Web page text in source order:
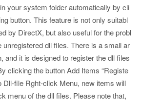
your system folder automatically by cli
button. This feature is not only suitabl
by DirectX, but also useful for the probl
unregistered dll files. There is a small ar
and it is designed to register the dll files
clicking the button Add Items “Registe
Dll-file Rght-click Menu, new items will
menu of the dll files. Please note that,